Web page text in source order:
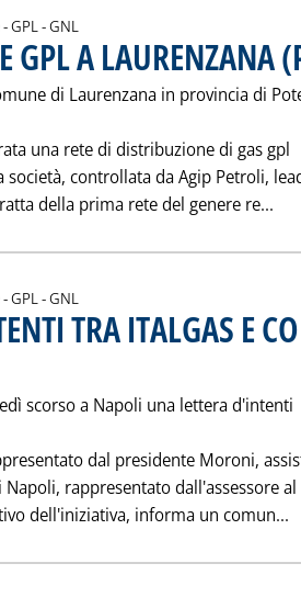
GPL - GNL
GPL A LAURENZANA
di Laurenzana in provincia di
una rete di distribuzione di gas gpl
società, controllata da Agip Petroli,
della prima rete del genere re...
GPL - GNL
TRA ITALGAS E
scorso a Napoli una lettera d'intenti
dal presidente Moroni,
rappresentato dall'assessore al
dell'iniziativa, informa un comun...